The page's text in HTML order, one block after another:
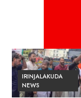
IRINJALAKUDA
NEWS